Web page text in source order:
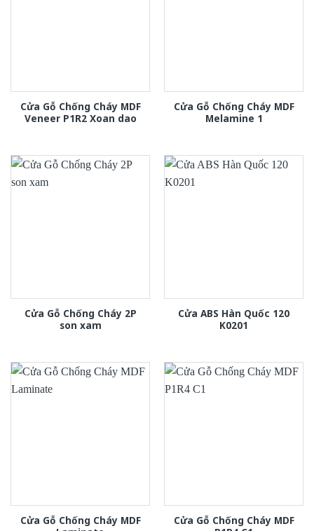
Cửa Gỗ Chống Cháy MDF
Veneer P1R2 Xoan dao
Cửa Gỗ Chống Cháy MDF
Melamine 1
Cửa Gỗ Chống Cháy 2P
son xam
Cửa ABS Hàn Quốc 120
K0201
Cửa Gỗ Chống Cháy MDF
Cửa Gỗ Chống Cháy MDF